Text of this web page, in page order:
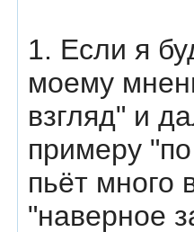
1. Если я
моему
взгляд" и
примеру
пьёт много
"наверное